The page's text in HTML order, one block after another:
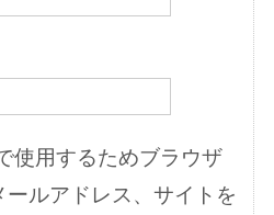
使用するためブラウザ
ルアドレス、サイトを